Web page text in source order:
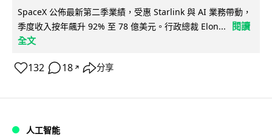
SpaceX 公佈最新第二季業績，受惠 Starlink 與 AI 業務帶動，
季度收入按年飆升 92% 至 78 億美元。行政總裁 Elon...
閱讀
全文
132 18 ↗ 分享
人工智能